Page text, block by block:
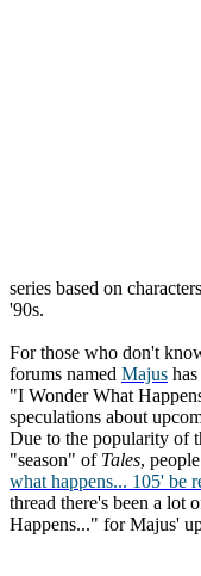
series based on
'90s.
For those who don't
forums named Majus
"I Wonder What
speculations about
Due to the popularity of
"season" of Tales,
what happens... 105' be
thread there's been a lot
Happens..." for Majus'